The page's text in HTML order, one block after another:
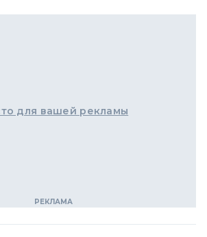
для вашей рекламы